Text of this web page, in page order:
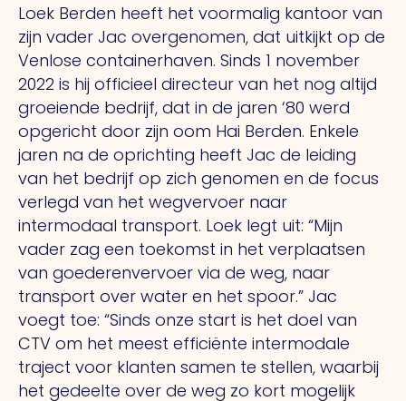
Loek Berden heeft het voormalig kantoor van
zijn vader Jac overgenomen, dat uitkijkt op de
Venlose containerhaven. Sinds 1 november
2022 is hij officieel directeur van het nog altijd
groeiende bedrijf, dat in de jaren ‘80 werd
opgericht door zijn oom Hai Berden. Enkele
jaren na de oprichting heeft Jac de leiding
van het bedrijf op zich genomen en de focus
verlegd van het wegvervoer naar
intermodaal transport. Loek legt uit: “Mijn
vader zag een toekomst in het verplaatsen
van goederenvervoer via de weg, naar
transport over water en het spoor.” Jac
voegt toe: “Sinds onze start is het doel van
CTV om het meest efficiënte intermodale
traject voor klanten samen te stellen, waarbij
het gedeelte over de weg zo kort mogelijk